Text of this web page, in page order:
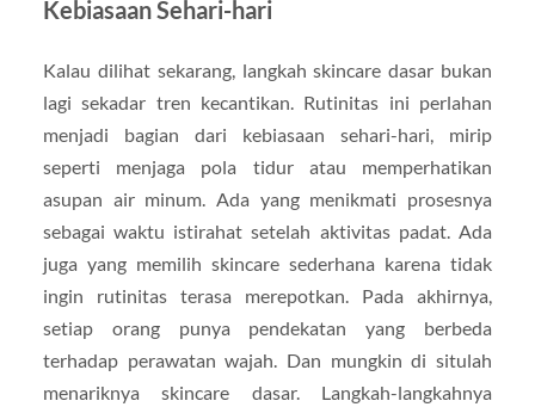
Kebiasaan Sehari-hari
Kalau dilihat sekarang, langkah skincare dasar bukan
lagi sekadar tren kecantikan. Rutinitas ini perlahan
menjadi bagian dari kebiasaan sehari-hari, mirip
seperti menjaga pola tidur atau memperhatikan
asupan air minum. Ada yang menikmati prosesnya
sebagai waktu istirahat setelah aktivitas padat. Ada
juga yang memilih skincare sederhana karena tidak
ingin rutinitas terasa merepotkan. Pada akhirnya,
setiap orang punya pendekatan yang berbeda
terhadap perawatan wajah. Dan mungkin di situlah
menariknya skincare dasar. Langkah-langkahnya